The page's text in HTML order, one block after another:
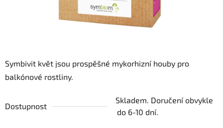
Symbivit květ jsou prospěšné mykorhizní houby pro
balkónové rostliny.
Dostupnost
Skladem. Doručení obvykle
do 6-10 dní.